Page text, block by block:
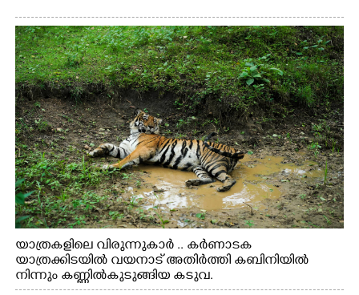
യാത്രകളിലെ വിരുന്നുകാർ .. കർണാടക
യാത്രക്കിടയിൽ വയനാട് അതിർത്തി കബിനിയിൽ
നിന്നും കണ്ണിൽകുടുങ്ങിയ കടുവ.